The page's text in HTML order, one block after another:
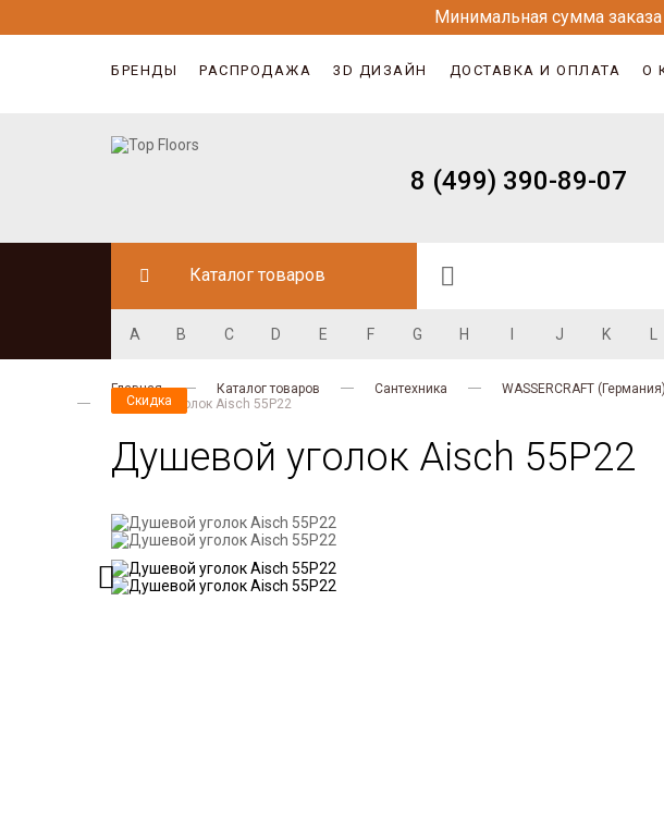
Минимальная сумма
БРЕНДЫ РАСПРОДАЖА 3D ДИЗАЙН ДОСТАВКА И ОПЛАТА О
8 (499) 390-89-07
Каталог товаров
A B C D E F G H J K
Главная Каталог товаров Сантехника WASSERCRAFT (Германия)
Душевой уголок Aisch 55P22
Душевой уголок Aisch 55P22
Скидка
Скидка